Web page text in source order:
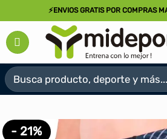
al
contenido
⚡ENVIOS GRATIS POR COMPRAS
Buscar
por:
- 21%